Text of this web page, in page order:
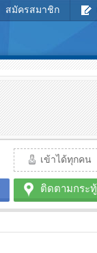
สมัครสมาชิก
เข้าได้ทุกคน
ติดตามกระทู้